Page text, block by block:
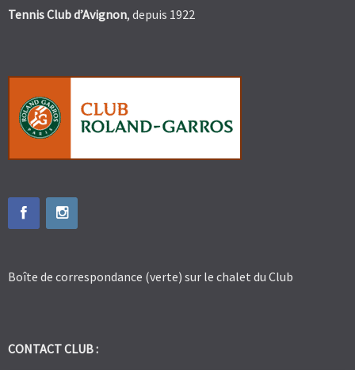
Tennis Club d’Avignon, depuis 1922
Boîte de correspondance (verte) sur le chalet du Club
CONTACT CLUB :